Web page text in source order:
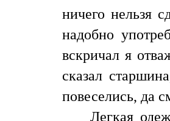
ничего нельзя
надобно
вскричал я
сказал
повеселись, да
Легкая